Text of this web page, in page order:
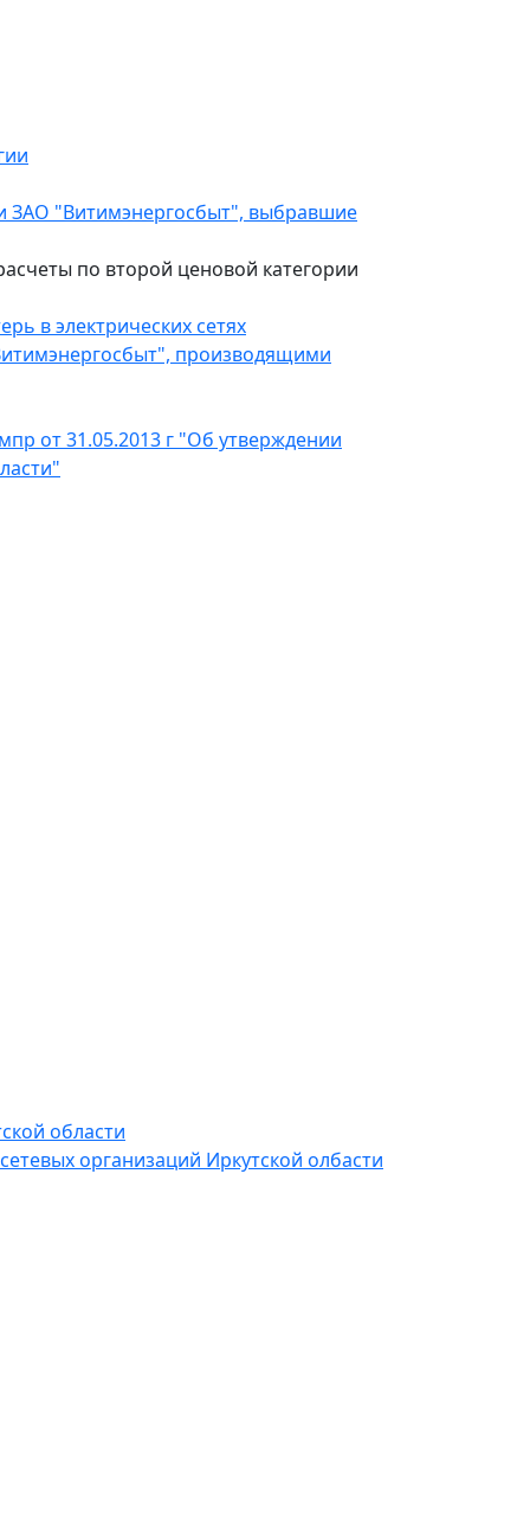
ЗАО "Витимэнергосбыт", выбравшие
по второй ценовой категории
в электрических сетях
производящими
от 31.05.2013 г "Об утверждении
области
организаций Иркутской олбасти